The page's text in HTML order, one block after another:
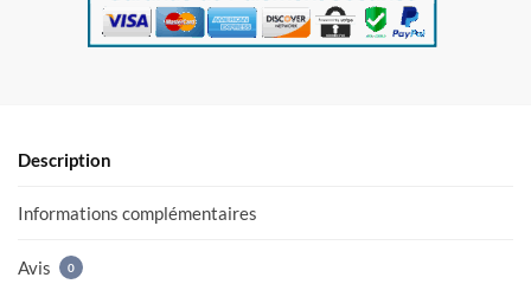
Description
Informations complémentaires
Avis 0